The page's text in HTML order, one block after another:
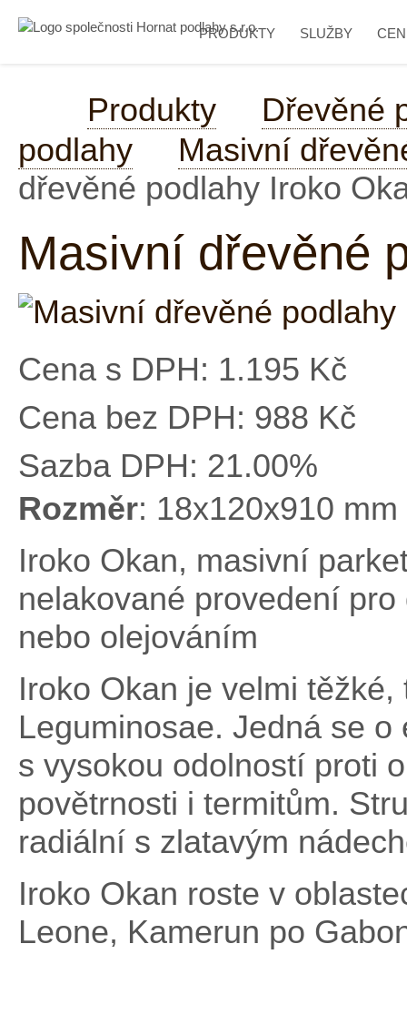
PRODUKTY SLUŽBY
Produkty
Dřevěné
podlahy
Masivní
dřevěné podlahy Iroko
Masivní dřevěné
Cena s DPH: 1.195 Kč
Cena bez DPH: 988 Kč
Sazba DPH: 21.00%
Rozměr: 18x120x910 mm
Iroko Okan, masivní
nelakované provedení
nebo olejováním
Iroko Okan je velmi
Leguminosae. Jedná se
s vysokou odolností proti
povětrnosti i termitům.
radiální s zlatavým
Iroko Okan roste v
Leone, Kamerun po